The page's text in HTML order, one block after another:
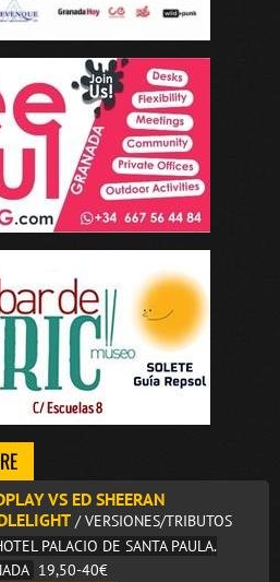
VS ED SHEERAN
/ VERSIONES/TRIBUTOS
PALACIO DE SANTA PAULA.
19,50-40€